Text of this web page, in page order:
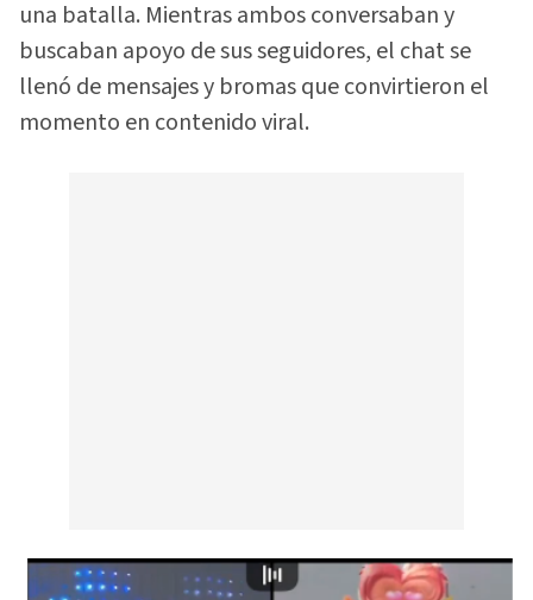
una batalla. Mientras ambos conversaban y
buscaban apoyo de sus seguidores, el chat se
llenó de mensajes y bromas que convirtieron el
momento en contenido viral.